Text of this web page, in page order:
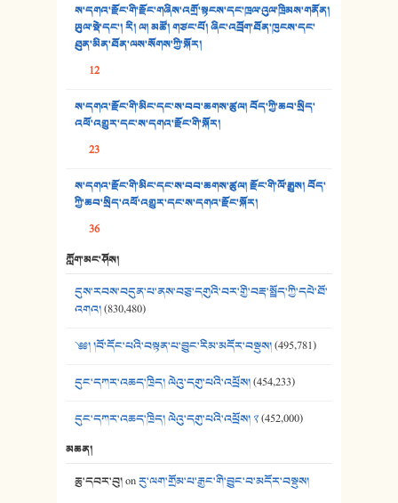
33. འཛོམས་པའི་ལམ།
34. ཉི་མ་སེམས་ལ་ཞོག་དང་། - ཟླ་སྒྲོན།
36. ཟླ་གཞོན་སྙན་དབྱངས། - ཟླ་སྒྲོན།
38. ཡབ་ཡུམ། - ཟླ་སྒྲོན།
ས་དགའ་རྫོང་གི་རྫོང་གཞིས་འགྲོ་སྟངས་དང་ཁྲལ་འུལ་ཁྲིམས་གནོན།
ཡུལ་སྡེ་དང་། རི། ལ། མཚོ། གཙང་པོ། ཞིང་འབྲོག་ཐོན་ཁུངས་དང་
ཐུན་མིན་ཐོན་ལས་སོགས་ཀྱི་སྐོར།
12
ས་དགའ་རྫོང་གི་མིང་དང་ས་བབ་ཆགས་ཚུལ། བོད་ཀྱི་ཆབ་སྲིད་
འཕོ་འགྱུར་དང་ས་དགའ་རྫོང་གི་སྐོར།
23
ས་དགའ་རྫོང་གི་མིང་དང་ས་བབ་ཆགས་ཚུལ། རྫོང་གི་ལོ་རྒྱུས། བོད་
ཀྱི་ཆབ་སྲིད་འཕོ་འགྱུར་དང་ས་དགའ་རྫོང་སྐོར།
36
ཀློག་མང་ཤོས།
དུས་རབས་བདུན་པ་ནས་བཅུ་དགུའི་བར་གྱི་བརྡ་སྤྲོད་ཀྱི་དཔེ་ཐོ་
འགའ།(830,480)
༄༅། །བོ་དོང་པའི་བསྟན་པ་བྱུང་རིམ་མདོར་བསྡུས།(495,781)
དུང་དཀར་འཆད་ཁྲིད། ལེའུ་དགུ་པའི་འཕྲོས།(454,233)
དུང་དཀར་འཆད་ཁྲིད། ལེའུ་དགུ་པའི་འཕྲོས། ༢(452,000)
མཆན།
ཆུ་དབར་བུ།onརུ་ལག་གྲོམ་པ་རྒྱང་གི་བྱུང་བ་མདོར་བསྡུས།